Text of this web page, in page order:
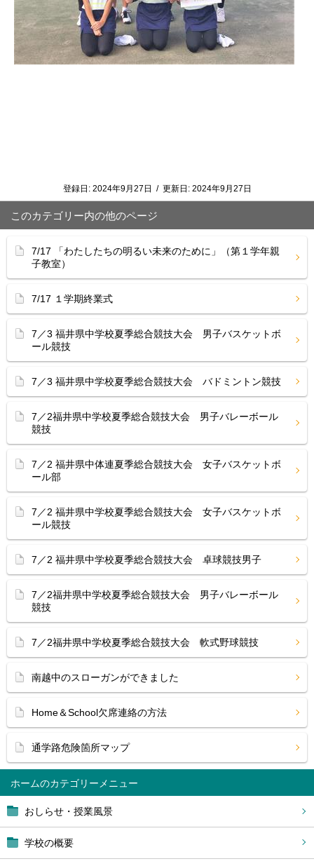
ホーム
おしらせ・授業風景
学校の概要
登録日: 2024年9月27日 / 更新日: 2024年9月27日
このカテゴリー内の他のページ
7/17 「わたしたちの明るい未来のために」（第１学年親
子教室）
7/17 １学期終業式
7／3 福井県中学校夏季総合競技大会 男子バスケットボ
ール競技
7／3 福井県中学校夏季総合競技大会 バドミントン競技
7／2福井県中学校夏季総合競技大会 男子バレーボール
競技
7／2 福井県中体連夏季総合競技大会 女子バスケットボ
ール部
7／2 福井県中学校夏季総合競技大会 女子バスケットボ
ール競技
7／2 福井県中学校夏季総合競技大会 卓球競技男子
7／2福井県中学校夏季総合競技大会 男子バレーボール
競技
7／2福井県中学校夏季総合競技大会 軟式野球競技
南越中のスローガンができました
Home＆School欠席連絡の方法
通学路危険箇所マップ